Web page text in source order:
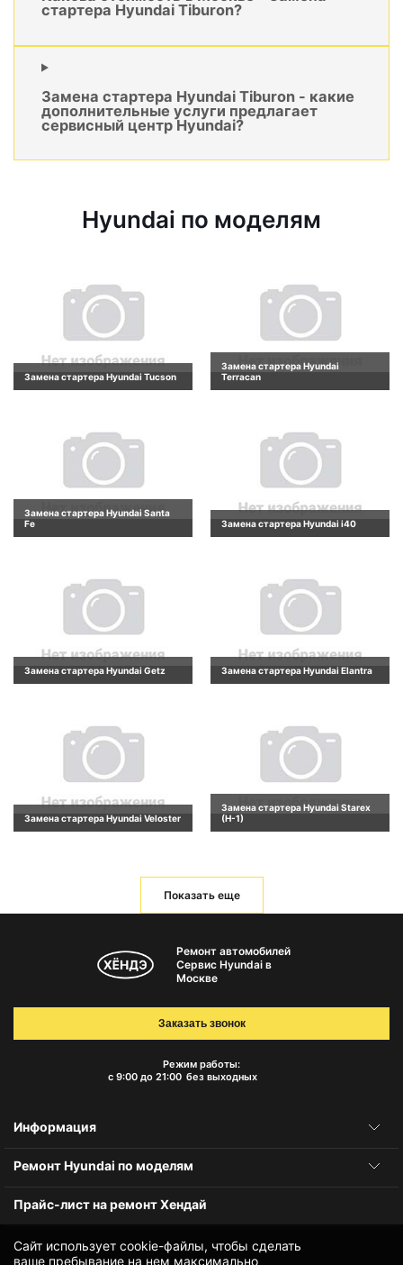
стартера Hyundai Tiburon?
Замена стартера Hyundai Tiburon - какие
дополнительные услуги предлагает
сервисный центр Hyundai?
Hyundai по моделям
Замена стартера Hyundai Tucson
Замена стартера Hyundai
Terracan
Замена стартера Hyundai Santa
Fe
Замена стартера Hyundai i40
Замена стартера Hyundai Getz Замена стартера Hyundai Elantra
Замена стартера Hyundai Veloster
Замена стартера Hyundai Starex
(H-1)
Показать еще
Сайт использует cookie-файлы, чтобы сделать
ваше пребывание на нем максимально
Ремонт автомобилей
Сервис Hyundai в
Москве
Режим работы:
с 9:00 до 21:00 без выходных
Заказать звонок
Информация
Ремонт Hyundai по моделям
Прайс-лист на ремонт Хендай